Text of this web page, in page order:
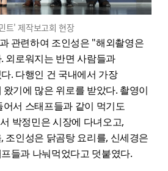
트' 제작보고회 현장
관련하여 조인성은 "해외촬영은
외로워지는 반면 사람들과
. 다행인 건 국내에서 가장
기에 많은 위로를 받았다. 촬영이
서 스태프들과 같이 먹기도
박정민은 시장에 다녀오고,
조인성은 닭곰탕 요리를, 신세경은
들과 나눠먹었다고 덧붙였다.